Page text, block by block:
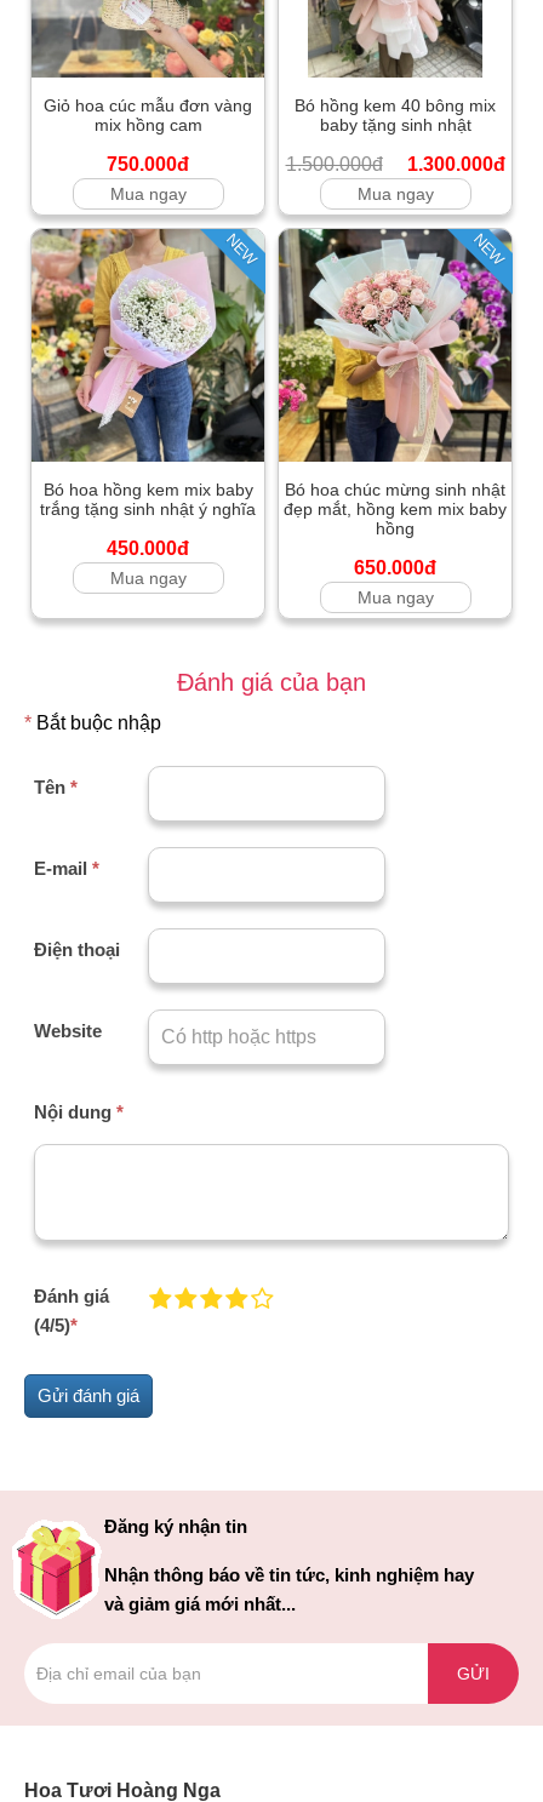
Giỏ hoa cúc mẫu đơn vàng
mix hồng cam
750.000đ
Mua ngay
Bó hồng kem 40 bông mix
baby tặng sinh nhật
1.500.000đ 1.300.000đ
Mua ngay
NEW
Bó hoa hồng kem mix baby
trắng tặng sinh nhật ý nghĩa
450.000đ
Mua ngay
NEW
Bó hoa chúc mừng sinh nhật
đẹp mắt, hồng kem mix baby
hồng
650.000đ
Mua ngay
Đánh giá của bạn
* Bắt buộc nhập
Tên *
E-mail *
Điện thoại
Website
Nội dung *
Đánh giá
(4/5)*
Đăng ký nhận tin
Nhận thông báo về tin tức, kinh nghiệm hay
và giảm giá mới nhất...
GỬI
Hoa Tươi Hoàng Nga